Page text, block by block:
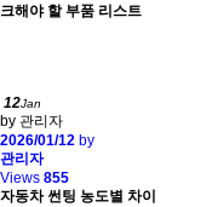
크해야 할 부품 리스트
12Jan
by 관리자
2026/01/12 by
관리자
Views 855
자동차 썬팅 농도별 차이